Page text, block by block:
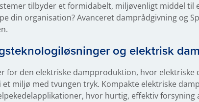
tilbyder et formidabelt, miljøvenligt middel til
din organisation? Avanceret damprådgivning og
og elektrisk
for den elektriske dampproduktion, hvor
miljø med tvungen tryk. Kompakte elektriske
hvor hurtig, effektiv